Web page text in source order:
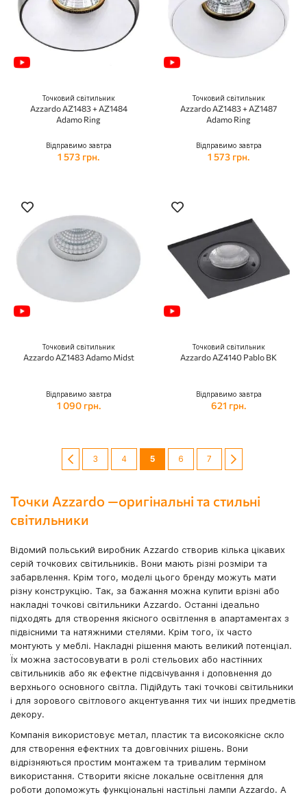
Точковий світильник
Azzardo AZ1483 + AZ1484
Adamo Ring
Відправимо завтра
1 573 грн.
Точковий світильник
Azzardo AZ1483 + AZ1487
Adamo Ring
Відправимо завтра
1 573 грн.
Точковий світильник
Azzardo AZ1483 Adamo Midst
Відправимо завтра
1 090 грн.
Точковий світильник
Azzardo AZ4140 Pablo BK
Відправимо завтра
621 грн.
Сторінка
Сторінка
Попередній
Сторінка
3 Сторінка
4 You're currently reading page
5 Сторінка
6 Сторінка
7 Сторінка
Далі
Точки Azzardo —оригінальні та стильні
світильники
Відомий польський виробник Azzardo створив кілька цікавих
серій точкових світильників. Вони мають різні розміри та
забарвлення. Крім того, моделі цього бренду можуть мати
різну конструкцію. Так, за бажання можна купити врізні або
накладні точкові світильники Azzardo. Останні ідеально
підходять для створення якісного освітлення в апартаментах з
підвісними та натяжними стелями. Крім того, їх часто
монтують у меблі. Накладні рішення мають великий потенціал.
Їх можна застосовувати в ролі стельових або настінних
світильників або як ефектне підсвічування і доповнення до
верхнього основного світла. Підійдуть такі точкові світильники
і для зорового світлового акцентування тих чи інших предметів
декору.
Компанія використовує метал, пластик та високоякісне скло
для створення ефектних та довговічних рішень. Вони
відрізняються простим монтажем та тривалим терміном
використання. Створити якісне локальне освітлення для
роботи допоможуть функціональні настільні лампи Azzardo. А